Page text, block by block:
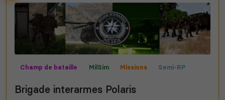
Champ de bataille MilSim Missions
Semi-RP
Brigade interarmes Polaris